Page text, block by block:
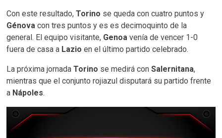
Con este resultado,Torino se queda con cuatro puntos y
Génova con tres puntos y es es decimoquinto de la
general. El equipo visitante, Genoa venía de vencer 1-0
fuera de casa a Lazio en el último partido celebrado.
La próxima jornadaTorino se medirá conSalernitana,
mientras que el conjunto rojiazul disputará su partido frente
a Nápoles.